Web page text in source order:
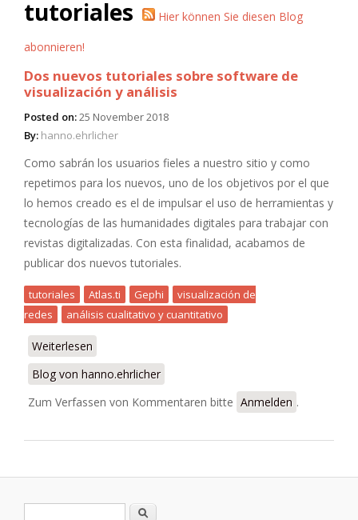
tutoriales
Hier können Sie diesen Blog
abonnieren!
Dos nuevos tutoriales sobre software de
visualización y análisis
Posted on:25 November 2018
By: hanno.ehrlicher
Como sabrán los usuarios fieles a nuestro sitio y como
repetimos para los nuevos, uno de los objetivos por el que
lo hemos creado es el de impulsar el uso de herramientas y
tecnologías de las humanidades digitales para trabajar con
revistas digitalizadas. Con esta finalidad, acabamos de
publicar dos nuevos tutoriales.
tutoriales Atlas.ti Gephi
visualización de
redes
análisis cualitativo y cuantitativo
Weiterlesen
visualización y análisis
Blog von hanno.ehrlicher
Zum Verfassen von Kommentaren bitte Anmelden .
Suche